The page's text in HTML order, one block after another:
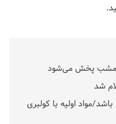
امشب پخش می‌شود
شد
مواد اولیه با کولبری